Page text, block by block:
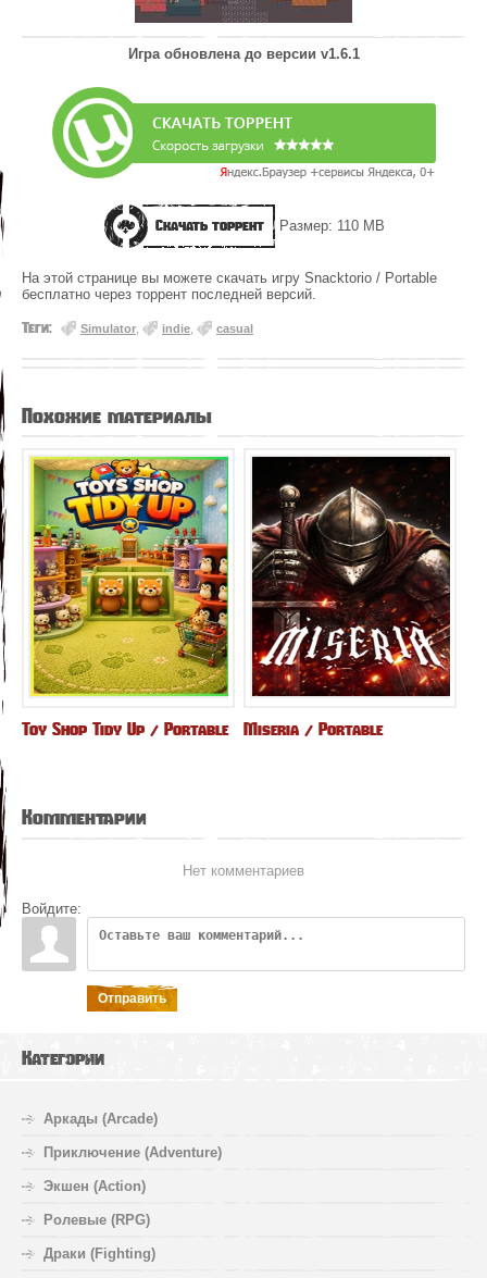
Игра обновлена до версии v1.6.1
Скачать торрент Размер: 110 MB
На этой странице вы можете скачать игру Snacktorio / Portable
бесплатно через торрент последней версий.
Теги: Simulator indie casual
Похожие материалы
Toy Shop Tidy Up / Portable Miseria / Portable
Комментарии
Нет комментариев
Войдите:
Отправить
Категории
Аркады (Arcade)
Приключение (Adventure)
Экшен (Action)
Ролевые (RPG)
Драки (Fighting)